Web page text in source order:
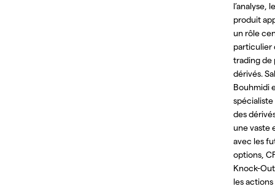
l’analyse,
produit
un rôle
particulier
trading de
dérivés.
Bouhmidi
des
une vaste
avec les
options,
Knock-
les